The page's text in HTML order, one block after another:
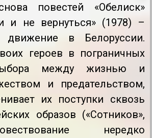
повестей «Обелиск»
и не вернуться» (1978) –
движение в Белоруссии.
героев в пограничных
между жизнью и
и предательством,
их поступки сквозь
образов («Сотников»,
нередко